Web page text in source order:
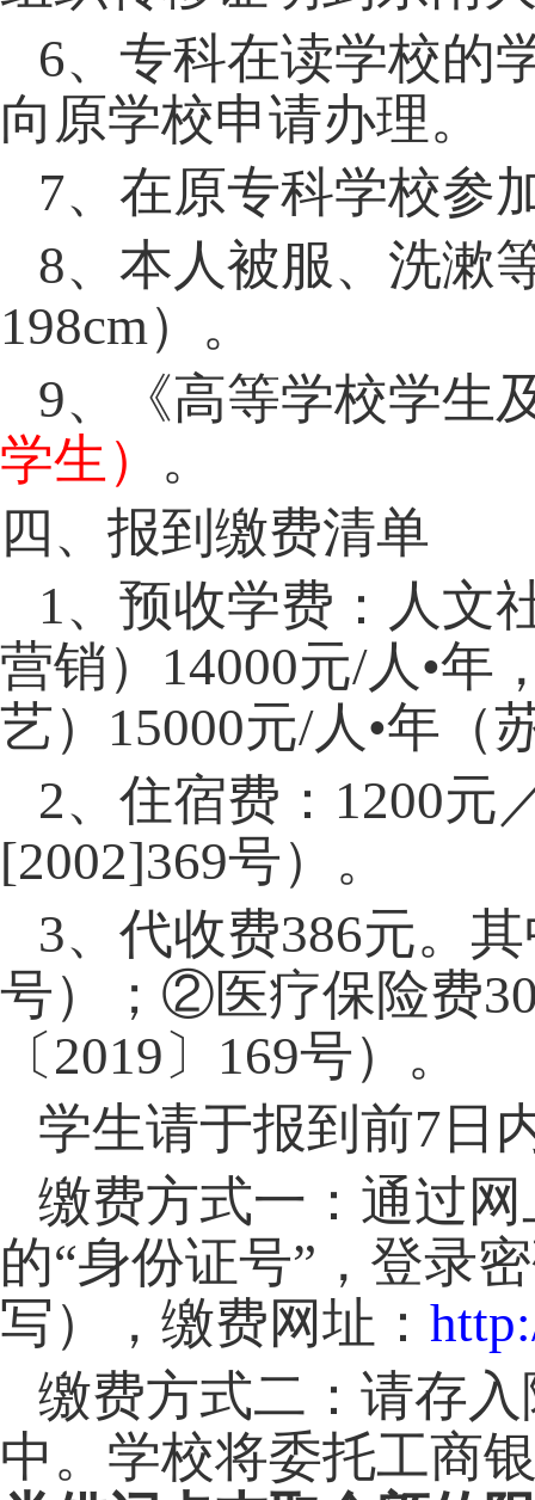
6、专科在读学校的
向原学校申请办理。
7、在原专科学校参
8、本人被服、洗漱
198cm）。
9、《高等学校学生
学生） 。
四、报到缴费清单
1、预收学费：人文
营销） 14000元/人•年
艺） 15000元/人•年（
2、住宿费： 1200元
[2002]369号）。
3、代收费386元。
号）；②医疗保险费
〔 2019 〕 169号）。
学生请于报到前7 日
缴费方式一：通过
的“身份证号”，登录
写），缴费网址：
缴费方式二：请存
中。学校将委托工商